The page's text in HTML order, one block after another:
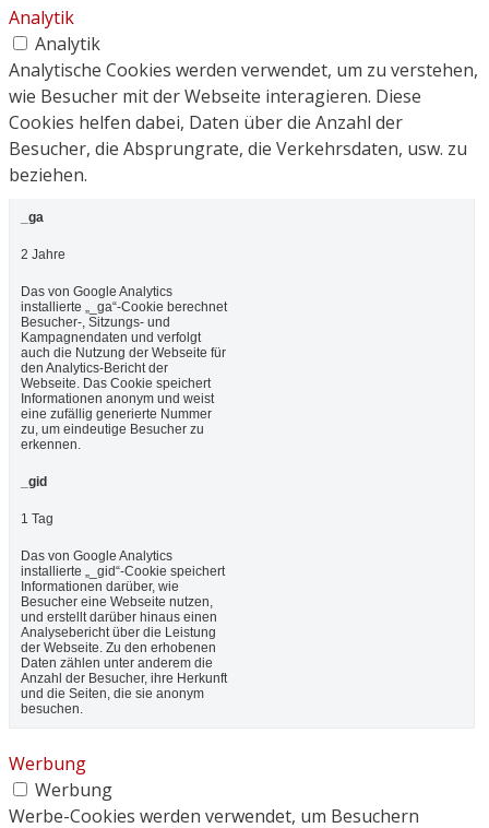
Analytik
Analytik
Analytische Cookies werden verwendet, um zu verstehen,
wie Besucher mit der Webseite interagieren. Diese
Cookies helfen dabei, Daten über die Anzahl der
Besucher, die Absprungrate, die Verkehrsdaten, usw. zu
beziehen.
_ga
2 Jahre
Das von Google Analytics
installierte „_ga“-Cookie berechnet
Besucher-, Sitzungs- und
Kampagnendaten und verfolgt
auch die Nutzung der Webseite für
den Analytics-Bericht der
Webseite. Das Cookie speichert
Informationen anonym und weist
eine zufällig generierte Nummer
zu, um eindeutige Besucher zu
erkennen.
_gid
1 Tag
Das von Google Analytics
installierte „_gid“-Cookie speichert
Informationen darüber, wie
Besucher eine Webseite nutzen,
und erstellt darüber hinaus einen
Analysebericht über die Leistung
der Webseite. Zu den erhobenen
Daten zählen unter anderem die
Anzahl der Besucher, ihre Herkunft
und die Seiten, die sie anonym
besuchen.
Werbung
Werbung
Werbe-Cookies werden verwendet, um Besuchern